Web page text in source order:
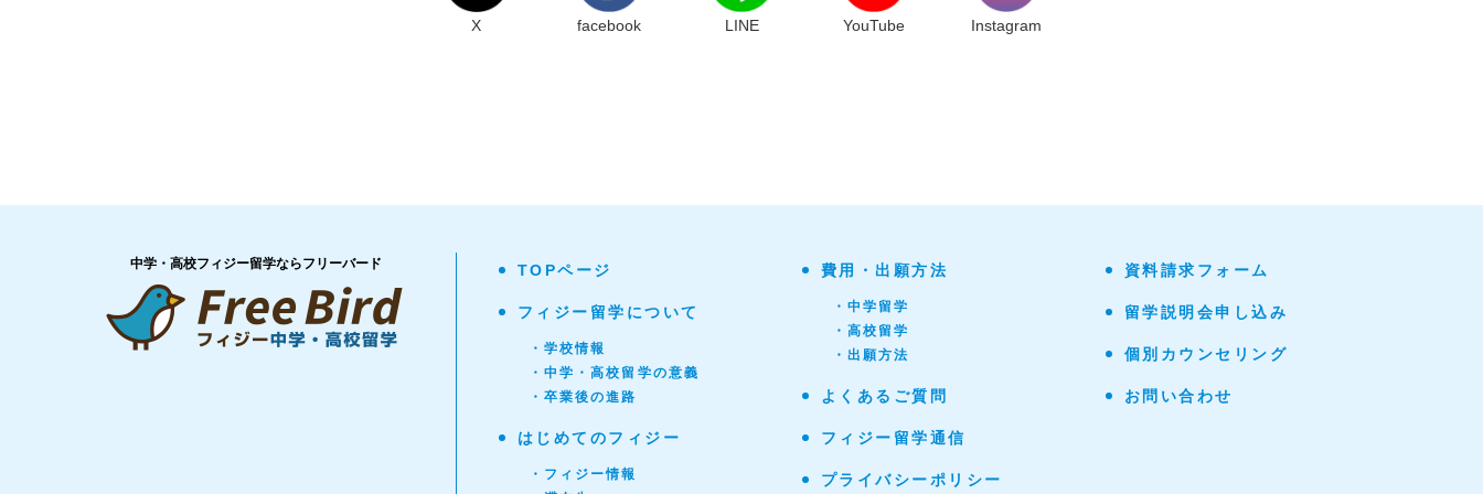
X facebook LINE YouTube Instagram
中学・高校フィジー留学ならフリーバード TOPページ
フィジー留学について
・学校情報
・中学・高校留学の意義
・卒業後の進路
はじめてのフィジー
・フィジー情報
費用・出願方法
・中学留学
・高校留学
・出願方法
よくあるご質問
フィジー留学通信
プライバシーポリシー
資料請求フォーム
留学説明会申し込み
個別カウンセリング
お問い合わせ